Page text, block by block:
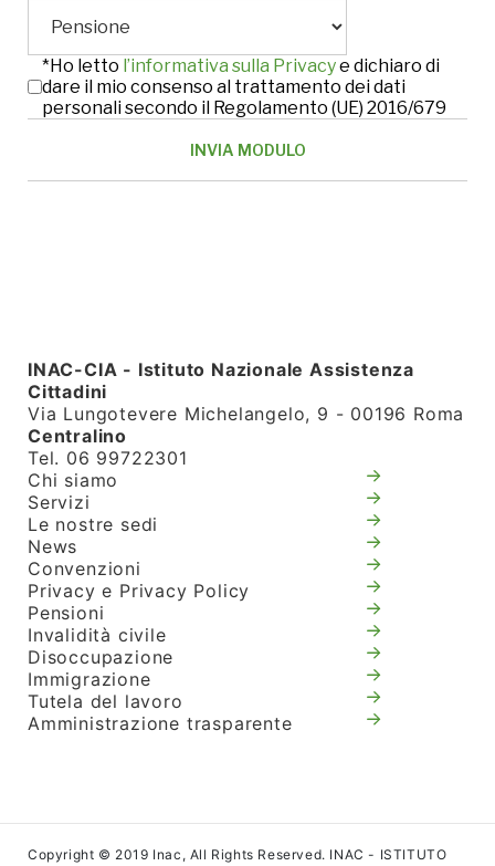
*Ho letto l’informativa sulla Privacye dichiaro di
dare il mio consenso al trattamento dei dati
personali secondo il Regolamento (UE) 2016/679
INAC-CIA - Istituto Nazionale Assistenza
Cittadini
Via Lungotevere Michelangelo, 9 - 00196 Roma
Centralino
Tel. 06 99722301
Chi siamo
Servizi
Le nostre sedi
News
Convenzioni
Privacy e Privacy Policy
Pensioni
Invalidità civile
Disoccupazione
Immigrazione
Tutela del lavoro
Amministrazione trasparente
Copyright © 2019 Inac, All Rights Reserved. INAC - ISTITUTO